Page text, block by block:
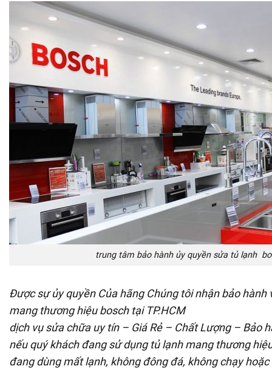
trung tâm bảo hành ủy quyền sửa tủ lạnh
Được sự ủy quyền Của hãng Chúng tôi nhận bảo
mang thương hiệu bosch tại TP.HCM
dịch vụ sửa chữa uy tín – Giá Rẻ – Chất Lượng – Bảo
nếu quý khách đang sử dụng tủ lạnh mang thương
đang dùng mất lạnh, không đông đá, không chạy